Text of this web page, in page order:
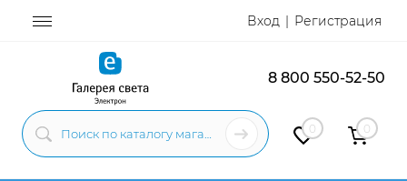
Вход Регистрация
8 800 550-52-50
0 0